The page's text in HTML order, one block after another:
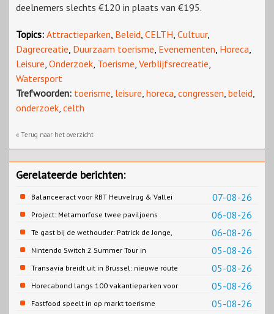
deelnemers slechts €120 in plaats van €195.
Topics: Attractieparken, Beleid, CELTH, Cultuur,
Dagrecreatie, Duurzaam toerisme, Evenementen, Horeca,
Leisure, Onderzoek, Toerisme, Verblijfsrecreatie,
Watersport
Trefwoorden: toerisme, leisure, horeca, congressen, beleid,
onderzoek, celth
« Terug naar het overzicht
Gerelateerde berichten:
07-08-26
Balanceeract voor RBT Heuvelrug & Vallei
06-08-26
Project: Metamorfose twee paviljoens
Biesbosch MuseumEiland
06-08-26
Te gast bij de wethouder: Patrick de Jonge,
Gemeente Emmen
05-08-26
Nintendo Switch 2 Summer Tour in
Slagharen
05-08-26
Transavia breidt uit in Brussel: nieuwe route
naar Porto
05-08-26
Horecabond langs 100 vakantieparken voor
Cao-recreatie
05-08-26
Fastfood speelt in op markt toerisme